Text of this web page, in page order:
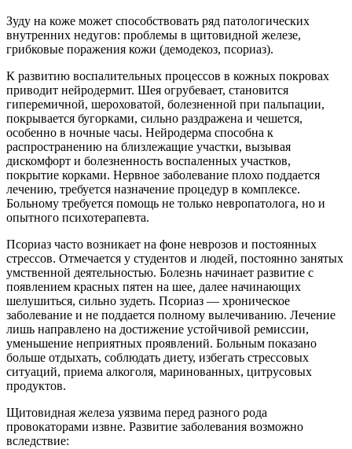
Зуду на коже может способствовать ряд патологических
внутренних недугов: проблемы в щитовидной железе,
грибковые поражения кожи (демодекоз, псориаз).
К развитию воспалительных процессов в кожных покровах
приводит нейродермит. Шея огрубевает, становится
гиперемичной, шероховатой, болезненной при пальпации,
покрывается бугорками, сильно раздражена и чешется,
особенно в ночные часы. Нейродерма способна к
распространению на близлежащие участки, вызывая
дискомфорт и болезненность воспаленных участков,
покрытие корками. Нервное заболевание плохо поддается
лечению, требуется назначение процедур в комплексе.
Больному требуется помощь не только невропатолога, но и
опытного психотерапевта.
Псориаз часто возникает на фоне неврозов и постоянных
стрессов. Отмечается у студентов и людей, постоянно занятых
умственной деятельностью. Болезнь начинает развитие с
появлением красных пятен на шее, далее начинающих
шелушиться, сильно зудеть. Псориаз — хроническое
заболевание и не поддается полному вылечиванию. Лечение
лишь направлено на достижение устойчивой ремиссии,
уменьшение неприятных проявлений. Больным показано
больше отдыхать, соблюдать диету, избегать стрессовых
ситуаций, приема алкоголя, маринованных, цитрусовых
продуктов.
Щитовидная железа уязвима перед разного рода
провокаторами извне. Развитие заболевания возможно
вследствие: